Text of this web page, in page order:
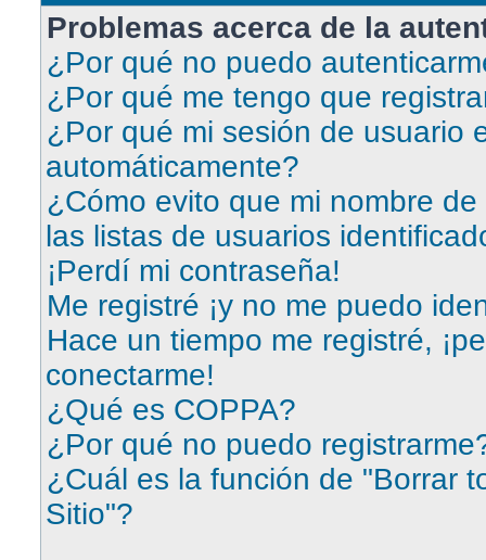
Problemas acerca de la
¿Por qué no puedo
¿Por qué me tengo que
¿Por qué mi sesión de usuario
automáticamente?
¿Cómo evito que mi nombre
las listas de usuarios
¡Perdí mi contraseña!
Me registré ¡y no me puedo
Hace un tiempo me registré,
conectarme!
¿Qué es COPPA?
¿Por qué no puedo
¿Cuál es la función de "Borrar
Sitio"?